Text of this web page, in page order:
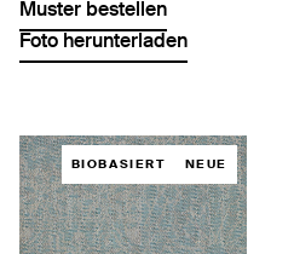
Muster bestellen
Foto herunterladen
BIOBASIERT NEUE